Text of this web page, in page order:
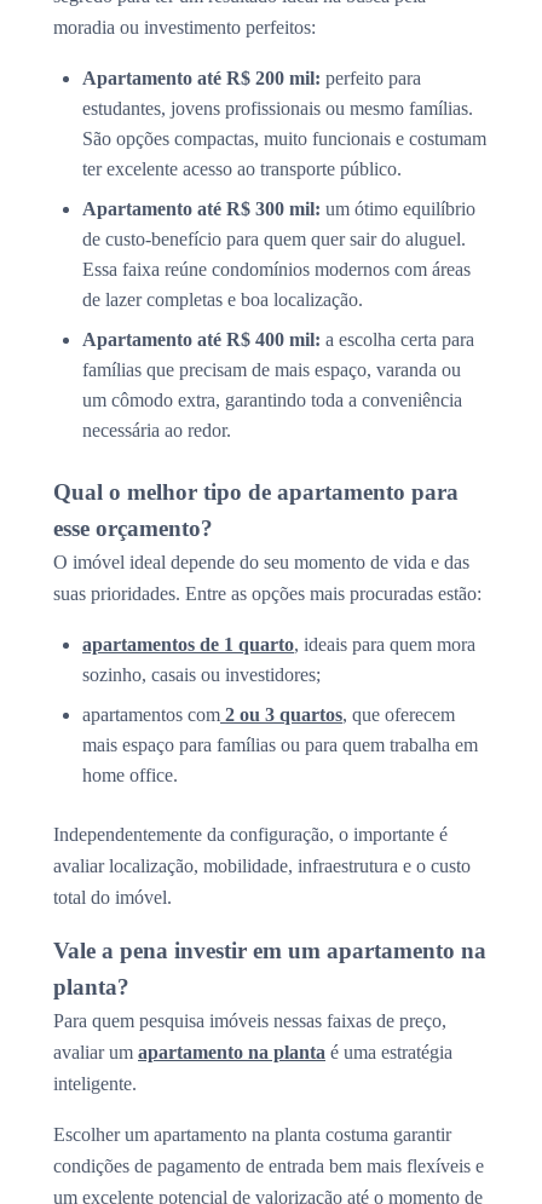
moradia ou investimento perfeitos:
Apartamento até R$ 200 mil: perfeito para
estudantes, jovens profissionais ou mesmo famílias.
São opções compactas, muito funcionais e costumam
ter excelente acesso ao transporte público.
Apartamento até R$ 300 mil: um ótimo equilíbrio
de custo-benefício para quem quer sair do aluguel.
Essa faixa reúne condomínios modernos com áreas
de lazer completas e boa localização.
Apartamento até R$ 400 mil: a escolha certa para
famílias que precisam de mais espaço, varanda ou
um cômodo extra, garantindo toda a conveniência
necessária ao redor.
Qual o melhor tipo de apartamento para
esse orçamento?
O imóvel ideal depende do seu momento de vida e das
suas prioridades. Entre as opções mais procuradas estão:
apartamentos de 1 quarto, ideais para quem mora
sozinho, casais ou investidores;
apartamentos com 2 ou 3 quartos, que oferecem
mais espaço para famílias ou para quem trabalha em
home office.
Independentemente da configuração, o importante é
avaliar localização, mobilidade, infraestrutura e o custo
total do imóvel.
Vale a pena investir em um apartamento na
planta?
Para quem pesquisa imóveis nessas faixas de preço,
avaliar um apartamento na planta é uma estratégia
inteligente.
Escolher um apartamento na planta costuma garantir
condições de pagamento de entrada bem mais flexíveis e
um excelente potencial de valorização até o momento de